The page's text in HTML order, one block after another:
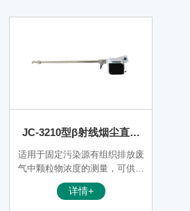
可靠性高、响应时间快等特点。
JC-3210型β射线烟尘直读
检测器
适用于固定污染源有组织排放废
气中颗粒物浓度的测量，可供环
保、卫生、劳动、安监、军事、
科研、教育等部门使用。
详情+